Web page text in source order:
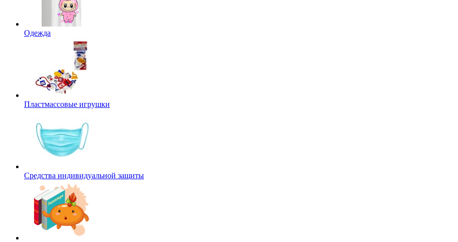
Одежда
Пластмассовые игрушки
Средства индивидуальной защиты